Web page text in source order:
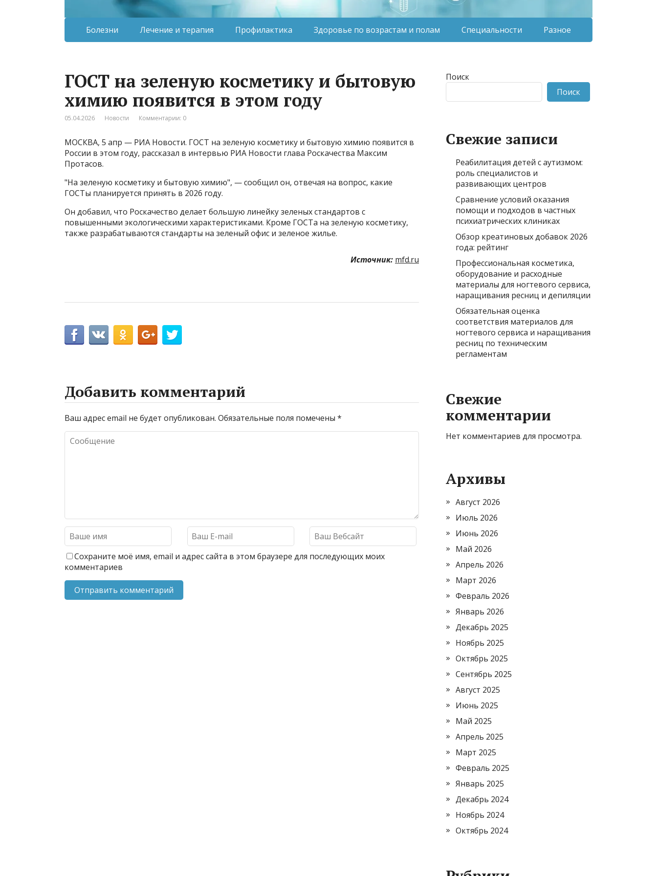
Болезни Лечение и терапия Профилактика Здоровье по возрастам и полам Специальности Разное
ГОСТ на зеленую косметику и бытовую
химию появится в этом году
05.04.2026 Новости Комментарии: 0
МОСКВА, 5 апр — РИА Новости. ГОСТ на зеленую косметику и бытовую химию появится в
России в этом году, рассказал в интервью РИА Новости глава Роскачества Максим
Протасов.
"На зеленую косметику и бытовую химию", — сообщил он, отвечая на вопрос, какие
ГОСТы планируется принять в 2026 году​​​.
Он добавил, что Роскачество делает большую линейку зеленых стандартов с
повышенными экологическими характеристиками. Кроме ГОСТа на зеленую косметику,
также разрабатываются стандарты на зеленый офис и зеленое жилье.
Источник: mfd.ru
Добавить комментарий
Ваш адрес email не будет опубликован. Обязательные поля помечены *
Сохраните моё имя, email и адрес сайта в этом браузере для последующих моих
комментариев
Поиск
Поиск
Свежие записи
Реабилитация детей с аутизмом:
роль специалистов и
развивающих центров
Сравнение условий оказания
помощи и подходов в частных
психиатрических клиниках
Обзор креатиновых добавок 2026
года: рейтинг
Профессиональная косметика,
оборудование и расходные
материалы для ногтевого сервиса,
наращивания ресниц и депиляции
Обязательная оценка
соответствия материалов для
ногтевого сервиса и наращивания
ресниц по техническим
регламентам
Свежие
комментарии
Нет комментариев для просмотра.
Архивы
Август 2026
Июль 2026
Июнь 2026
Май 2026
Апрель 2026
Март 2026
Февраль 2026
Январь 2026
Декабрь 2025
Ноябрь 2025
Октябрь 2025
Сентябрь 2025
Август 2025
Июнь 2025
Май 2025
Апрель 2025
Март 2025
Февраль 2025
Январь 2025
Декабрь 2024
Ноябрь 2024
Октябрь 2024